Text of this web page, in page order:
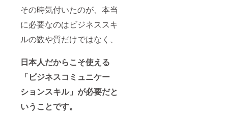
その時気付いたのが、本当
に必要なのはビジネススキ
ルの数や質だけではなく、
日本人だからこそ使える
「ビジネスコミュニケー
ションスキル」が必要だと
いうことです。